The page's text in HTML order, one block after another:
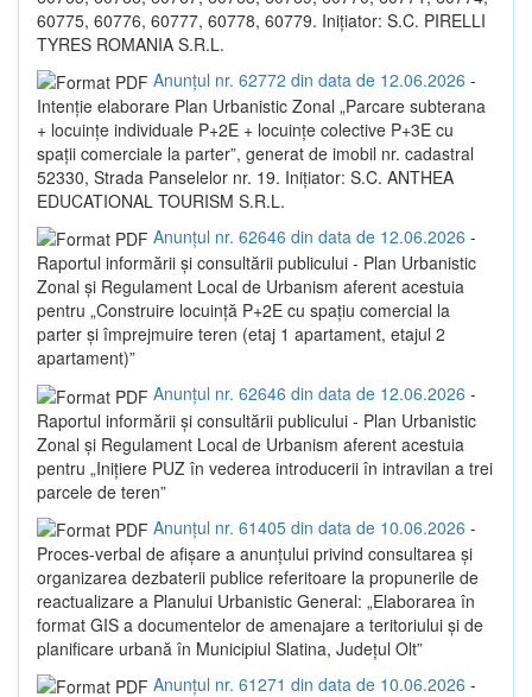
60775, 60776, 60777, 60778, 60779. Inițiator: S.C. PIRELLI
TYRES ROMANIA S.R.L.
Anunțul nr. 62772 din data de 12.06.2026 -
Intenție elaborare Plan Urbanistic Zonal „Parcare subterana
+ locuințe individuale P+2E + locuințe colective P+3E cu
spații comerciale la parter”, generat de imobil nr. cadastral
52330, Strada Panselelor nr. 19. Inițiator: S.C. ANTHEA
EDUCATIONAL TOURISM S.R.L.
Anunțul nr. 62646 din data de 12.06.2026 -
Raportul informării și consultării publicului - Plan Urbanistic
Zonal și Regulament Local de Urbanism aferent acestuia
pentru „Construire locuință P+2E cu spațiu comercial la
parter și împrejmuire teren (etaj 1 apartament, etajul 2
apartament)”
Anunțul nr. 62646 din data de 12.06.2026 -
Raportul informării și consultării publicului - Plan Urbanistic
Zonal și Regulament Local de Urbanism aferent acestuia
pentru „Inițiere PUZ în vederea introducerii în intravilan a trei
parcele de teren”
Anunțul nr. 61405 din data de 10.06.2026 -
Proces-verbal de afișare a anunțului privind consultarea și
organizarea dezbaterii publice referitoare la propunerile de
reactualizare a Planului Urbanistic General: „Elaborarea în
format GIS a documentelor de amenajare a teritoriului și de
planificare urbană în Municipiul Slatina, Județul Olt”
Anunțul nr. 61271 din data de 10.06.2026 -